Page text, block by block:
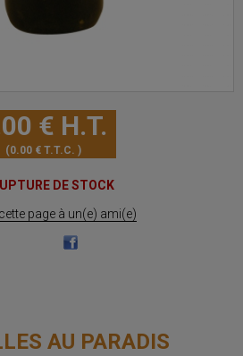
€ H.T.
0.00€ T.T.C.
DE STOCK
page à un(e) ami(e)
AU PARADIS